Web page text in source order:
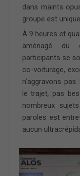
dans maints
groupe est
À 9 heures et
aménagé du
participants se
co-voiturage,
n’aggravons
le trajet, pas
nombreux
paroles est
aucun